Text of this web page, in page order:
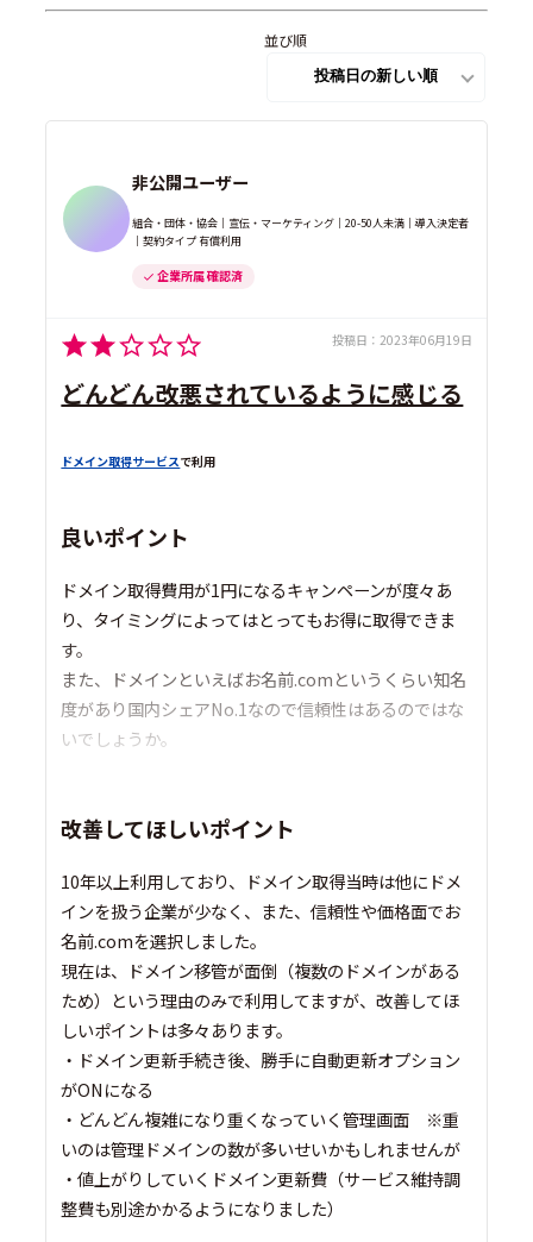
並び順
非公開ユーザー
組合・団体・協会｜宣伝・マーケティング｜20-50人未満｜導入決定者
｜契約タイプ 有償利用
企業所属 確認済
投稿日： 2023年06月19日
どんどん改悪されているように感じる
ドメイン取得サービスで利用
良いポイント
ドメイン取得費用が1円になるキャンペーンが度々あ
り、タイミングによってはとってもお得に取得できま
す。
また、ドメインといえばお名前.comというくらい知名
度があり国内シェアNo.1なので信頼性はあるのではな
いでしょうか。
改善してほしいポイント
10年以上利用しており、ドメイン取得当時は他にドメ
インを扱う企業が少なく、また、信頼性や価格面でお
名前.comを選択しました。
現在は、ドメイン移管が面倒（複数のドメインがある
ため）という理由のみで利用してますが、改善してほ
しいポイントは多々あります。
・ドメイン更新手続き後、勝手に自動更新オプション
がONになる
・どんどん複雑になり重くなっていく管理画面 ※重
いのは管理ドメインの数が多いせいかもしれませんが
・値上がりしていくドメイン更新費（サービス維持調
整費も別途かかるようになりました）